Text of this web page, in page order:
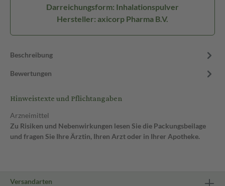
Darreichungsform: Inhalationspulver
Hersteller: axicorp Pharma B.V.
Beschreibung
Bewertungen
Hinweistexte und Pflichtangaben
Arzneimittel
Zu Risiken und Nebenwirkungen lesen Sie die Packungsbeilage
und fragen Sie Ihre Ärztin, Ihren Arzt oder in Ihrer Apotheke.
Versandarten